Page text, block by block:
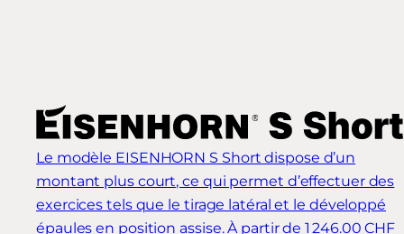
Le modèle EISENHORN S Short dispose d’un
montant plus court, ce qui permet d’effectuer des
exercices tels que le tirage latéral et le développé
épaules en position assise. À partir de 1 246.00 CHF